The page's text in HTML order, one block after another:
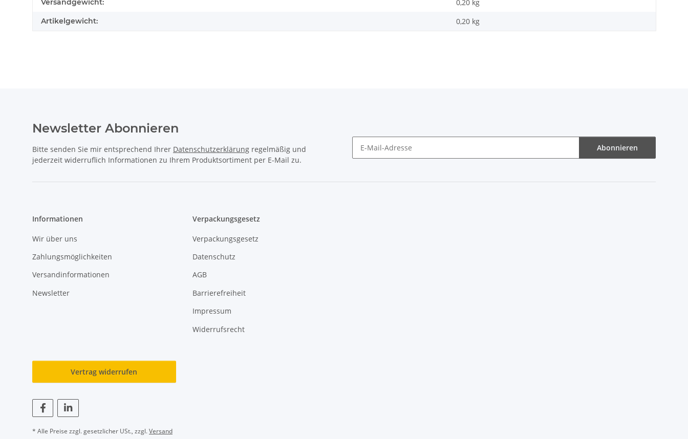
Versandgewicht: 0,20 kg
Artikelgewicht: 0,20 kg
Newsletter Abonnieren
Bitte senden Sie mir entsprechend Ihrer Datenschutzerklärung regelmäßig und
jederzeit widerruflich Informationen zu Ihrem Produktsortiment per E-Mail zu.
Abonnieren
Informationen
Wir über uns
Zahlungsmöglichkeiten
Versandinformationen
Newsletter
Verpackungsgesetz
Verpackungsgesetz
Datenschutz
AGB
Barrierefreiheit
Impressum
Widerrufsrecht
Vertrag widerrufen
* Alle Preise zzgl. gesetzlicher USt., zzgl.Versand